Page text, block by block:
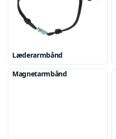
Læderarmbånd
Magnetarmbånd